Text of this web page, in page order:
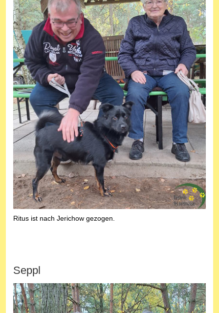
Ritus ist nach Jerichow gezogen.
Seppl